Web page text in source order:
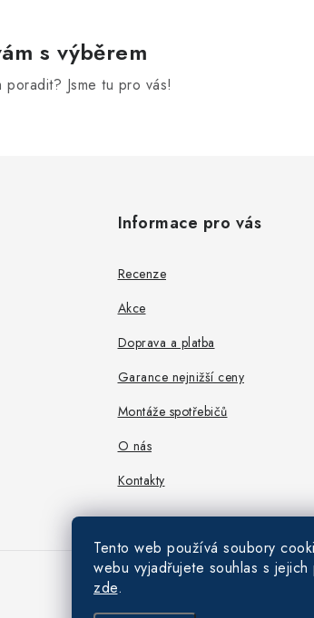
Tento web používá soubory
webu vyjadřujete souhlas s
zde.
s výběrem
Jsme tu pro vás!
Informace pro vás
Recenze
Akce
Doprava a platba
Garance nejnižší ceny
Montáže spotřebičů
O nás
Kontakty
Copyright 2026